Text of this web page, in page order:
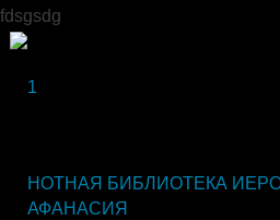
fdsgsdg
НОТНАЯ БИБЛИОТЕКА
АФАНАСИЯ